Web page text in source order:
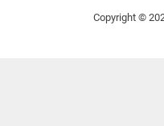
Copyright ©